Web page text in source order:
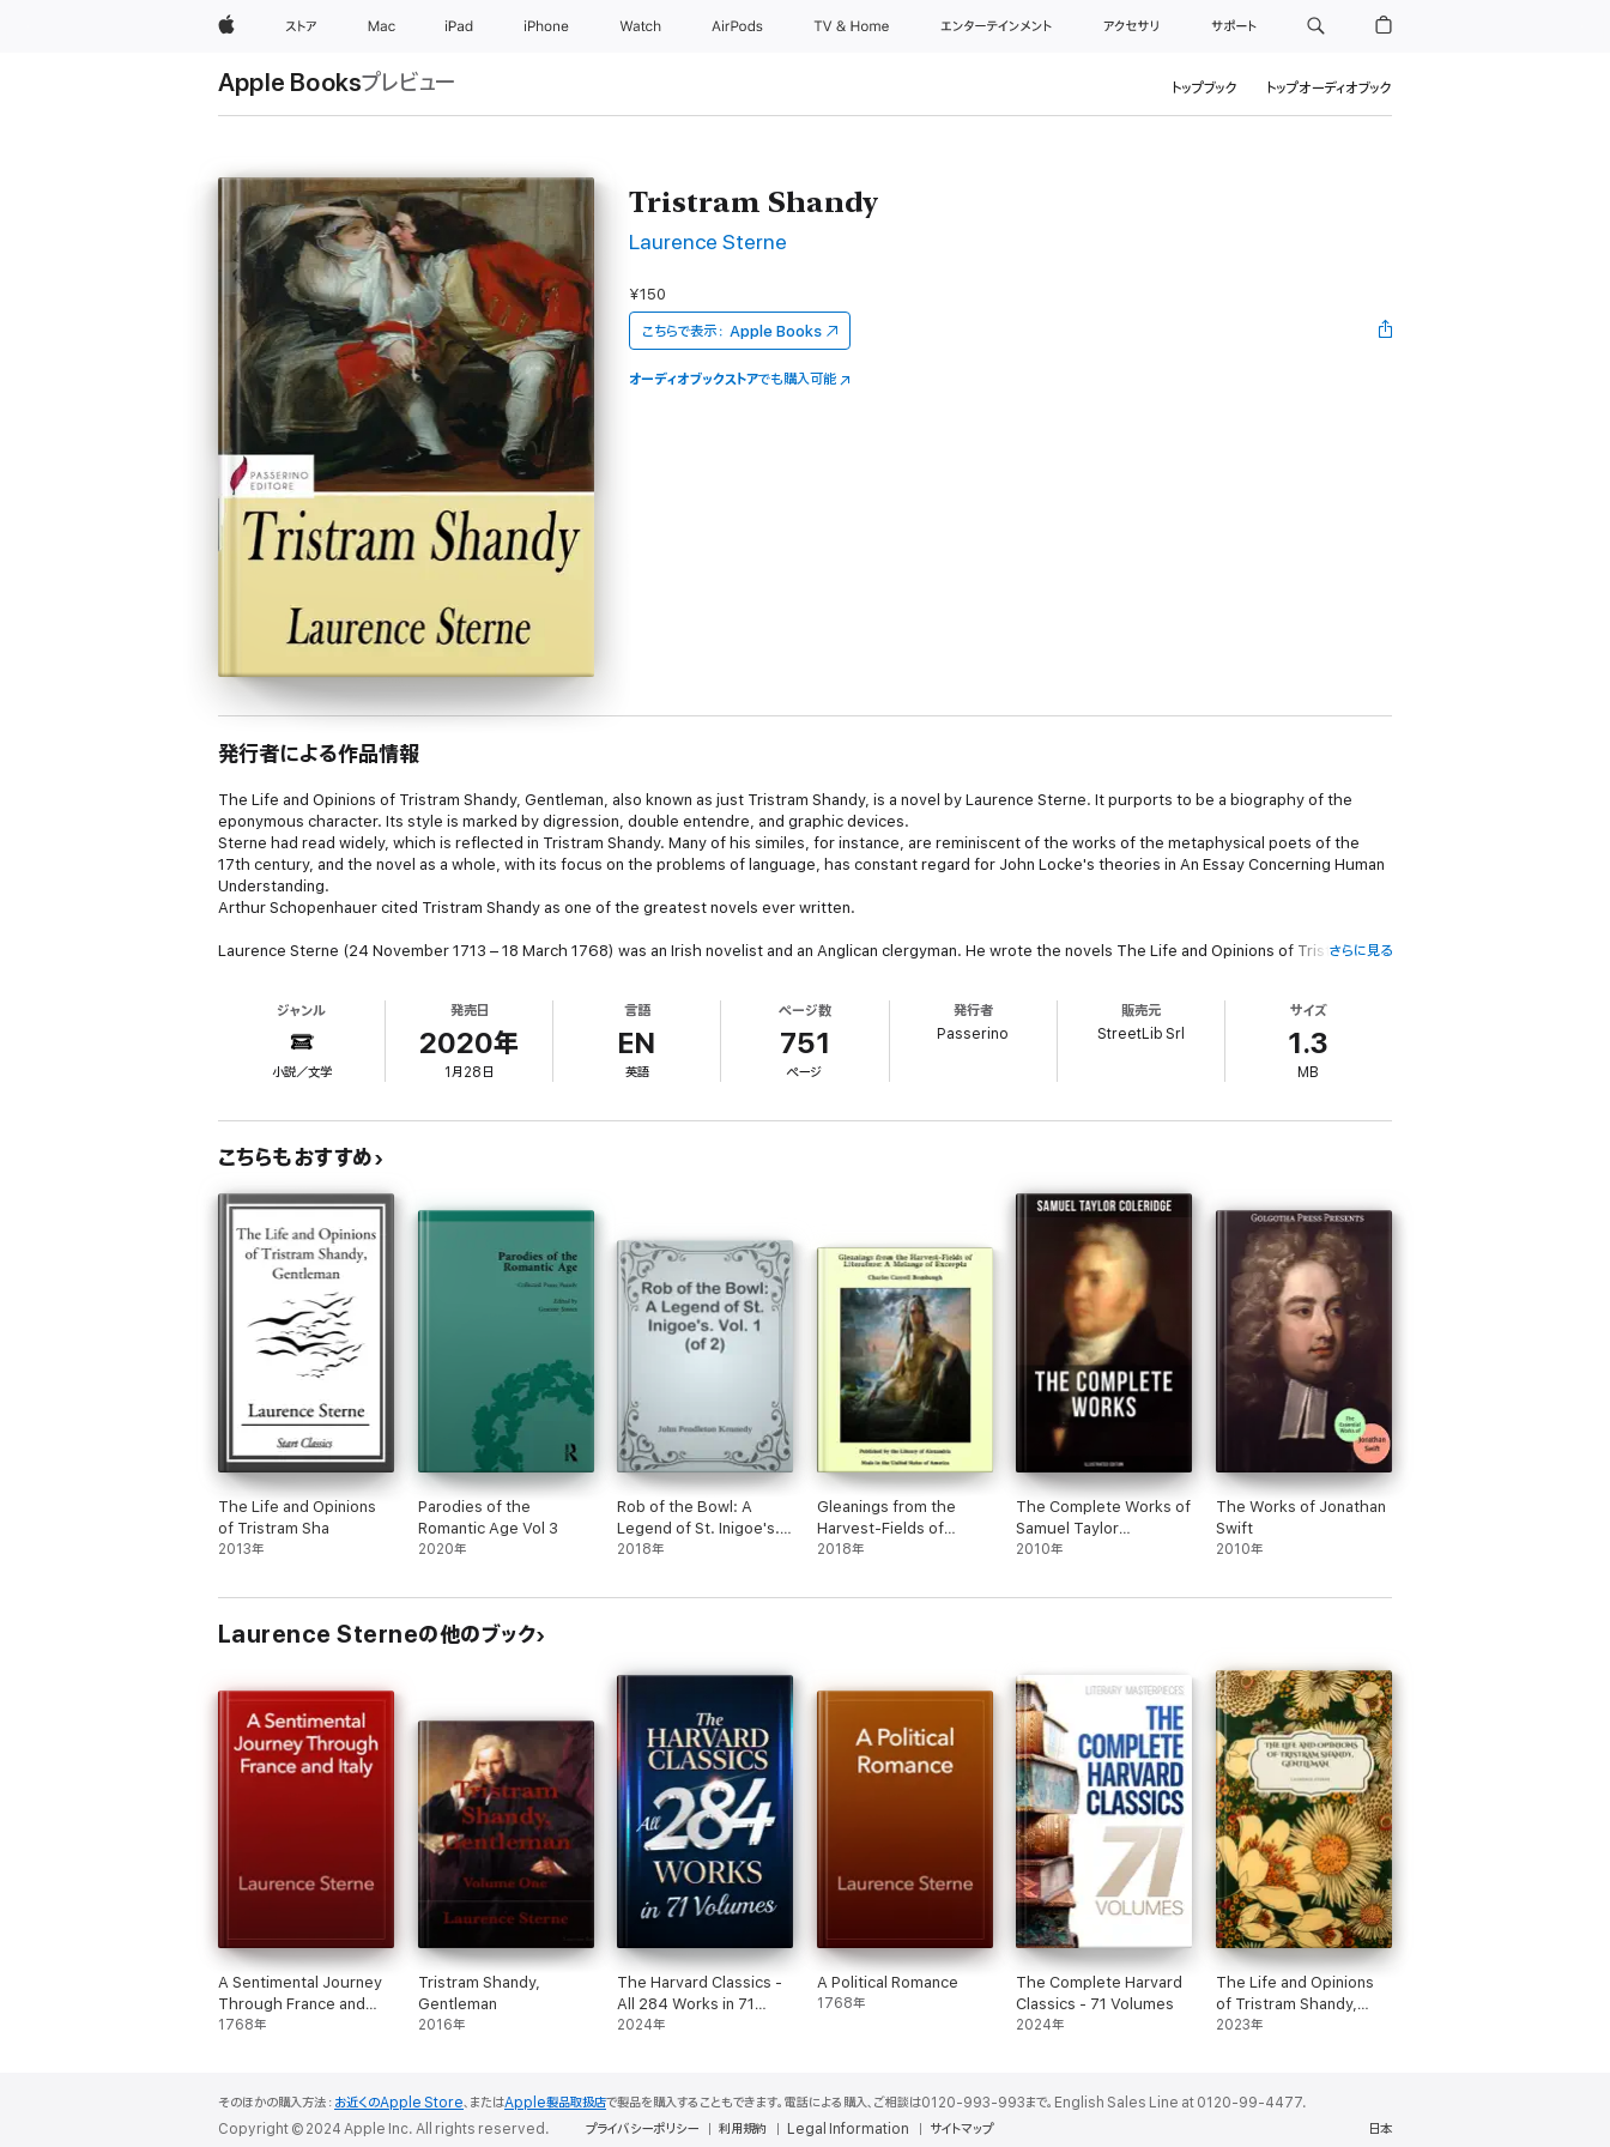
Appleストア Mac iPad iPhone Watch AirPods TV & Home エンターテインメント アクセサリ サポート
Apple Booksプレビュー トップブック トップオーディオブック
Tristram Shandy
Laurence Sterne
¥150
こちらで表示： Apple Books
オーディオブックストアでも購入可能
発行者による作品情報
The Life and Opinions of Tristram Shandy, Gentleman, also known as just Tristram Shandy, is a novel by Laurence Sterne. It purports to be a biography of the
eponymous character. Its style is marked by digression, double entendre, and graphic devices.
Sterne had read widely, which is reflected in Tristram Shandy. Many of his similes, for instance, are reminiscent of the works of the metaphysical poets of the
17th century, and the novel as a whole, with its focus on the problems of language, has constant regard for John Locke's theories in An Essay Concerning Human
Understanding.
Arthur Schopenhauer cited Tristram Shandy as one of the greatest novels ever written.
Laurence Sterne (24 November 1713 – 18 March 1768) was an Irish novelist and an Anglican clergyman. He wrote the novels The Life and Opinions of Tristramさらに見る
ジャンル
小説／文学
発売日
2020年
1月28日
言語
EN
英語
ページ数
751
ページ
発行者
Passerino
販売元
StreetLib Srl
サイズ
1.3
MB
こちらもおすすめ
The Life and Opinions
of Tristram Sha
2013年
Parodies of the
Romantic Age Vol 3
2020年
Rob of the Bowl: A
Legend of St. Inigoe's.
Vol. 1 (of 2)
2018年
Gleanings from the
Harvest-Fields of
Literature: A Melange
2018年
The Complete Works of
Samuel Taylor
Coleridge (Illustrated
2010年
The Works of Jonathan
Swift
2010年
Laurence Sterneの他のブック
A Sentimental Journey
Through France and
Italy
1768年
Tristram Shandy,
Gentleman
2016年
The Harvard Classics -
All 284 Works in 71
Volumes
2024年
A Political Romance
1768年
The Complete Harvard
Classics - 71 Volumes
2024年
The Life and Opinions
of Tristram Shandy,
Gentleman
2023年
そのほかの購入方法： お近くのApple Store、またはApple製品取扱店で製品を購入することもできます。電話による購入、ご相談は0120-993-993まで。English Sales Line at 0120-99-4477.
日本
Copyright © 2024 Apple Inc. All rights reserved. プライバシーポリシー 利用規約 Legal Information サイトマップ